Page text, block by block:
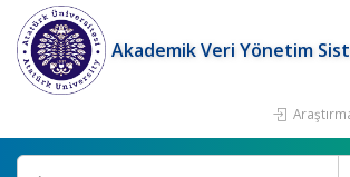
Akademik Veri Yönetim
Ara